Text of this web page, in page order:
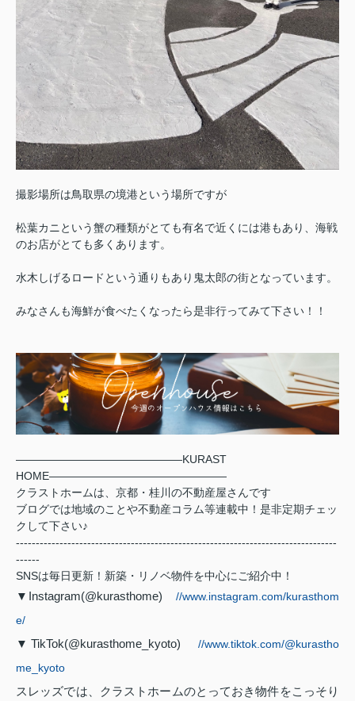
撮影場所は鳥取県の境港という場所ですが
松葉カニという蟹の種類がとても有名で近くには港もあり、海戦
のお店がとても多くあります。
水木しげるロードという通りもあり鬼太郎の街となっています。
みなさんも海鮮が食べたくなったら是非行ってみて下さい！！
―――――――――――――――KURAST
HOME――――――――――――――――
クラストホームは、京都・桂川の不動産屋さんです
ブログでは地域のことや不動産コラム等連載中！是非定期チェッ
クして下さい♪
---------------------------------------------------------------------------------
------
SNSは毎日更新！新築・リノベ物件を中心にご紹介中！
▼Instagram(@kurasthome) //www.instagram.com/kurasthom
e/
▼TikTok(@kurasthome_kyoto) //www.tiktok.com/@kurastho
me_kyoto
スレッズでは、クラストホームのとっておき物件をこっそり